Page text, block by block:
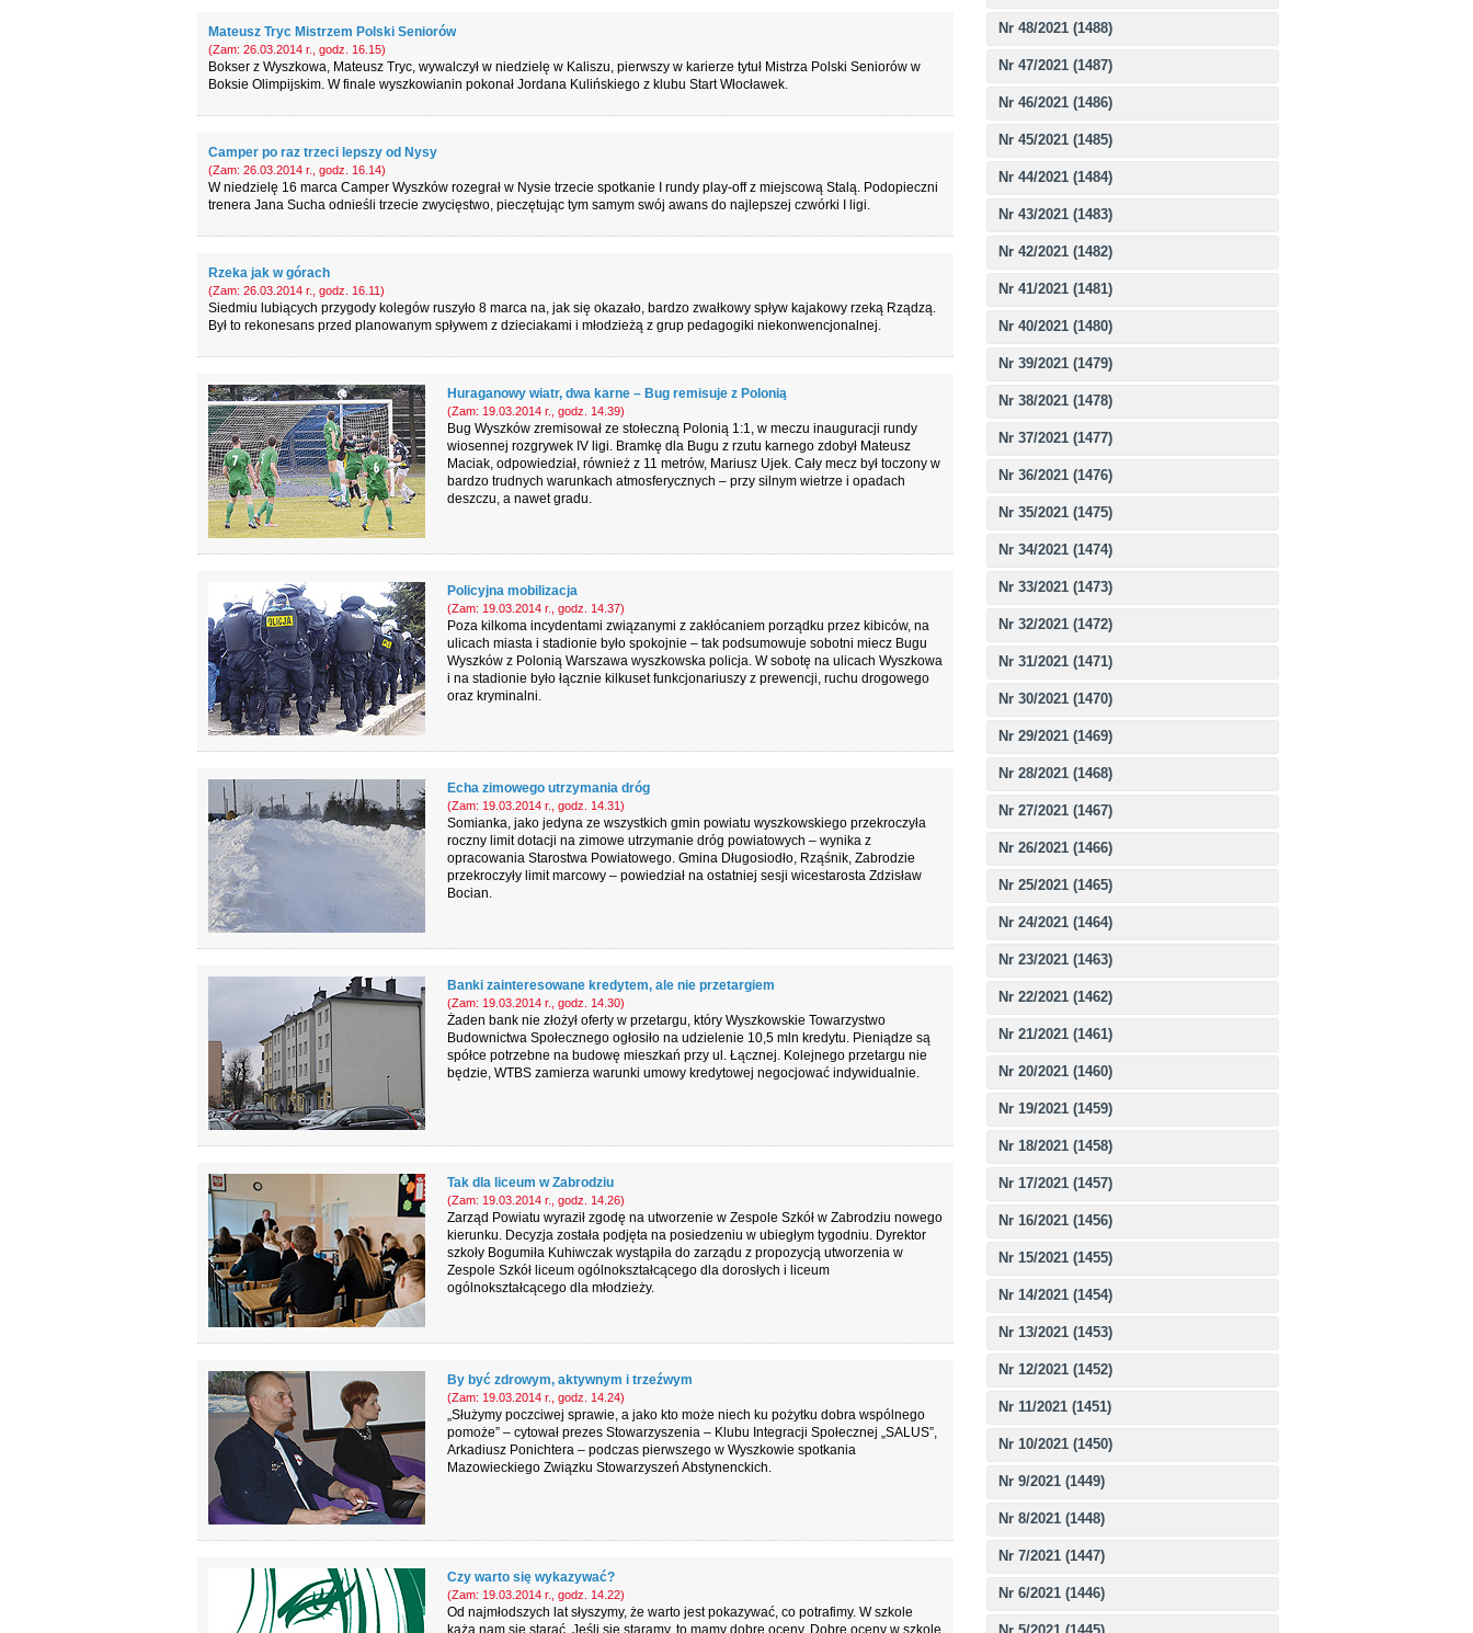
Nr 48/2021 (1488)
Nr 47/2021 (1487)
Nr 46/2021 (1486)
Nr 45/2021 (1485)
Nr 44/2021 (1484)
Nr 43/2021 (1483)
Nr 42/2021 (1482)
Nr 41/2021 (1481)
Nr 40/2021 (1480)
Nr 39/2021 (1479)
Nr 38/2021 (1478)
Nr 37/2021 (1477)
Nr 36/2021 (1476)
Nr 35/2021 (1475)
Nr 34/2021 (1474)
Nr 33/2021 (1473)
Nr 32/2021 (1472)
Nr 31/2021 (1471)
Nr 30/2021 (1470)
Nr 29/2021 (1469)
Nr 28/2021 (1468)
Nr 27/2021 (1467)
Nr 26/2021 (1466)
Nr 25/2021 (1465)
Nr 24/2021 (1464)
Nr 23/2021 (1463)
Nr 22/2021 (1462)
Nr 21/2021 (1461)
Nr 20/2021 (1460)
Nr 19/2021 (1459)
Nr 18/2021 (1458)
Nr 17/2021 (1457)
Nr 16/2021 (1456)
Nr 15/2021 (1455)
Nr 14/2021 (1454)
Nr 13/2021 (1453)
Nr 12/2021 (1452)
Nr 11/2021 (1451)
Nr 10/2021 (1450)
Nr 9/2021 (1449)
Nr 8/2021 (1448)
Nr 7/2021 (1447)
Nr 6/2021 (1446)
Mateusz Tryc Mistrzem Polski Seniorów
(Zam: 26.03.2014 r., godz. 16.15)
Bokser z Wyszkowa, Mateusz Tryc, wywalczył w niedzielę w Kaliszu, pierwszy w karierze tytuł Mistrza Polski Seniorów w
Boksie Olimpijskim. W finale wyszkowianin pokonał Jordana Kulińskiego z klubu Start Włocławek.
Camper po raz trzeci lepszy od Nysy
(Zam: 26.03.2014 r., godz. 16.14)
W niedzielę 16 marca Camper Wyszków rozegrał w Nysie trzecie spotkanie I rundy play-off z miejscową Stalą. Podopieczni
trenera Jana Sucha odnieśli trzecie zwycięstwo, pieczętując tym samym swój awans do najlepszej czwórki I ligi.
Rzeka jak w górach
(Zam: 26.03.2014 r., godz. 16.11)
Siedmiu lubiących przygody kolegów ruszyło 8 marca na, jak się okazało, bardzo zwałkowy spływ kajakowy rzeką Rządzą.
Był to rekonesans przed planowanym spływem z dzieciakami i młodzieżą z grup pedagogiki niekonwencjonalnej.
Huraganowy wiatr, dwa karne – Bug remisuje z Polonią
(Zam: 19.03.2014 r., godz. 14.39)
Bug Wyszków zremisował ze stołeczną Polonią 1:1, w meczu inauguracji rundy
wiosennej rozgrywek IV ligi. Bramkę dla Bugu z rzutu karnego zdobył Mateusz
Maciak, odpowiedział, również z 11 metrów, Mariusz Ujek. Cały mecz był toczony w
bardzo trudnych warunkach atmosferycznych – przy silnym wietrze i opadach
deszczu, a nawet gradu.
Policyjna mobilizacja
(Zam: 19.03.2014 r., godz. 14.37)
Poza kilkoma incydentami związanymi z zakłócaniem porządku przez kibiców, na
ulicach miasta i stadionie było spokojnie – tak podsumowuje sobotni miecz Bugu
Wyszków z Polonią Warszawa wyszkowska policja. W sobotę na ulicach Wyszkowa
i na stadionie było łącznie kilkuset funkcjonariuszy z prewencji, ruchu drogowego
oraz kryminalni.
Echa zimowego utrzymania dróg
(Zam: 19.03.2014 r., godz. 14.31)
Somianka, jako jedyna ze wszystkich gmin powiatu wyszkowskiego przekroczyła
roczny limit dotacji na zimowe utrzymanie dróg powiatowych – wynika z
opracowania Starostwa Powiatowego. Gmina Długosiodło, Rząśnik, Zabrodzie
przekroczyły limit marcowy – powiedział na ostatniej sesji wicestarosta Zdzisław
Bocian.
Banki zainteresowane kredytem, ale nie przetargiem
(Zam: 19.03.2014 r., godz. 14.30)
Żaden bank nie złożył oferty w przetargu, który Wyszkowskie Towarzystwo
Budownictwa Społecznego ogłosiło na udzielenie 10,5 mln kredytu. Pieniądze są
spółce potrzebne na budowę mieszkań przy ul. Łącznej. Kolejnego przetargu nie
będzie, WTBS zamierza warunki umowy kredytowej negocjować indywidualnie.
Tak dla liceum w Zabrodziu
(Zam: 19.03.2014 r., godz. 14.26)
Zarząd Powiatu wyraził zgodę na utworzenie w Zespole Szkół w Zabrodziu nowego
kierunku. Decyzja została podjęta na posiedzeniu w ubiegłym tygodniu. Dyrektor
szkoły Bogumiła Kuhiwczak wystąpiła do zarządu z propozycją utworzenia w
Zespole Szkół liceum ogólnokształcącego dla dorosłych i liceum
ogólnokształcącego dla młodzieży.
By być zdrowym, aktywnym i trzeźwym
(Zam: 19.03.2014 r., godz. 14.24)
„Służymy poczciwej sprawie, a jako kto może niech ku pożytku dobra wspólnego
pomoże” – cytował prezes Stowarzyszenia – Klubu Integracji Społecznej „SALUS”,
Arkadiusz Ponichtera – podczas pierwszego w Wyszkowie spotkania
Mazowieckiego Związku Stowarzyszeń Abstynenckich.
Czy warto się wykazywać?
(Zam: 19.03.2014 r., godz. 14.22)
Od najmłodszych lat słyszymy, że warto jest pokazywać, co potrafimy. W szkole
każą nam się starać. Jeśli się staramy, to mamy dobre oceny. Dobre oceny w szkole